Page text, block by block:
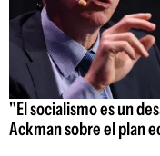
"El socialismo es un
Ackman sobre el plan